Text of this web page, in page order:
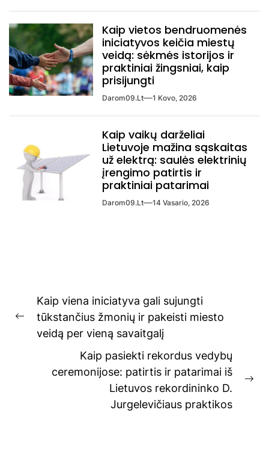
Kaip vietos bendruomenės
iniciatyvos keičia miestų
veidą: sėkmės istorijos ir
praktiniai žingsniai, kaip
prisijungti
Darom09.lt 1 Kovo, 2026
Kaip vaikų darželiai
Lietuvoje mažina sąskaitas
už elektrą: saulės elektrinių
įrengimo patirtis ir
praktiniai patarimai
Darom09.lt 14 Vasario, 2026
Navigacija
tarp
įrašų
Previous
post:
Kaip viena iniciatyva gali sujungti
tūkstančius žmonių ir pakeisti miesto
veidą per vieną savaitgalį
Kaip pasiekti rekordus vedybų
ceremonijose: patirtis ir patarimai iš
Lietuvos rekordininko D.
Jurgelevičiaus praktikos